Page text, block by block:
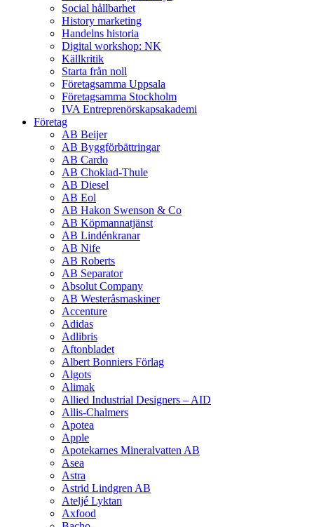
Social hållbarhet
History marketing
Handelns historia
Digital workshop: NK
Källkritik
Starta från noll
Företagsamma Uppsala
Företagsamma Stockholm
IVA Entreprenörskapsakademi
Företag
AB Beijer
AB Byggförbättringar
AB Cardo
AB Choklad-Thule
AB Diesel
AB Eol
AB Hakon Swenson & Co
AB Köpmannatjänst
AB Lindénkranar
AB Nife
AB Roberts
AB Separator
Absolut Company
AB Westeråsmaskiner
Accenture
Adidas
Adlibris
Aftonbladet
Albert Bonniers Förlag
Algots
Alimak
Allied Industrial Designers – AID
Allis-Chalmers
Apotea
Apple
Apotekarnes Mineralvatten AB
Asea
Astra
Astrid Lindgren AB
Ateljé Lyktan
Axfood